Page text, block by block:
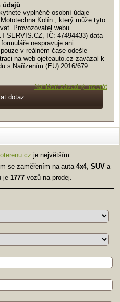
údajů
vyplněné osobní údaje
Kolín , který může tyto
Provozovatel webu
SERVIS.CZ, IČ: 47494433) data
nespravuje ani
v reálném čase odešle
na web ojeteauto.cz zavázal k
s Nařízením (EU) 2016/679
Nahlásit závadný inzerát
je největším
se zaměřením na auta 4x4, SUV a
je 1777 vozů na prodej.